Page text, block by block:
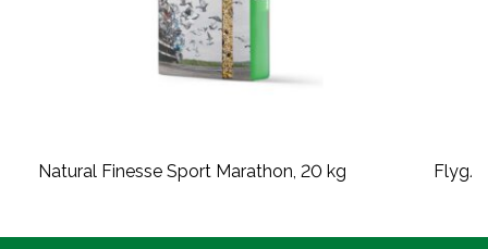
Natural Finesse Sport Marathon, 20 kg Flyg/